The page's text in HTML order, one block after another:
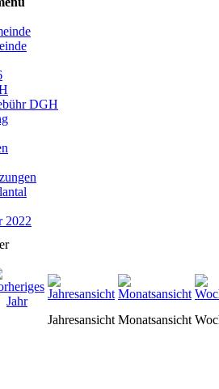
DGH
2022
Jahresansicht Monatsansicht